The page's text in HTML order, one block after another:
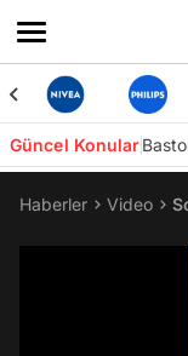
Güncel Konular
Haberler Video